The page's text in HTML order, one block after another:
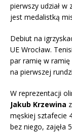
pierwszy udział w
jest medalistką
Debiut na
UE Wrocław.
par ramię w ramię
na pierwszej
W reprezentacji
Jakub Krzewina
męskiej sztafecie
bez niego, zajęła